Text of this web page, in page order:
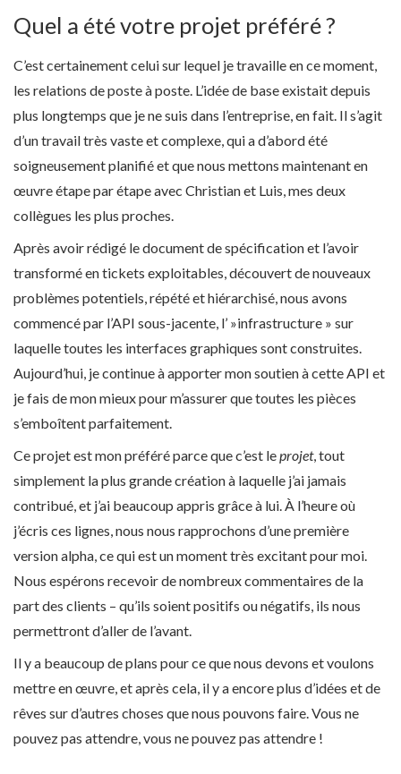
Quel a été votre projet préféré ?
C’est certainement celui sur lequel je travaille en ce moment,
les relations de poste à poste. L’idée de base existait depuis
plus longtemps que je ne suis dans l’entreprise, en fait. Il s’agit
d’un travail très vaste et complexe, qui a d’abord été
soigneusement planifié et que nous mettons maintenant en
œuvre étape par étape avec Christian et Luis, mes deux
collègues les plus proches.
Après avoir rédigé le document de spécification et l’avoir
transformé en tickets exploitables, découvert de nouveaux
problèmes potentiels, répété et hiérarchisé, nous avons
commencé par l’API sous-jacente, l’ »infrastructure » sur
laquelle toutes les interfaces graphiques sont construites.
Aujourd’hui, je continue à apporter mon soutien à cette API et
je fais de mon mieux pour m’assurer que toutes les pièces
s’emboîtent parfaitement.
Ce projet est mon préféré parce que c’est leprojet, tout
simplement la plus grande création à laquelle j’ai jamais
contribué, et j’ai beaucoup appris grâce à lui. À l’heure où
j’écris ces lignes, nous nous rapprochons d’une première
version alpha, ce qui est un moment très excitant pour moi.
Nous espérons recevoir de nombreux commentaires de la
part des clients – qu’ils soient positifs ou négatifs, ils nous
permettront d’aller de l’avant.
Il y a beaucoup de plans pour ce que nous devons et voulons
mettre en œuvre, et après cela, il y a encore plus d’idées et de
rêves sur d’autres choses que nous pouvons faire. Vous ne
pouvez pas attendre, vous ne pouvez pas attendre !